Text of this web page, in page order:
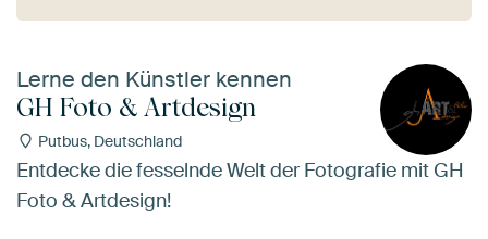
Lerne den Künstler kennen
GH Foto & Artdesign
Putbus, Deutschland
Entdecke die fesselnde Welt der Fotografie mit GH
Foto & Artdesign!